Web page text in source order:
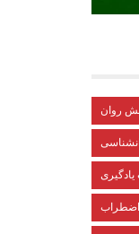
روان
یادگیری
اضطراب